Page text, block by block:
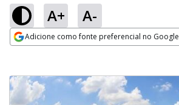
A+ A-
Adicione como fonte preferencial no Google